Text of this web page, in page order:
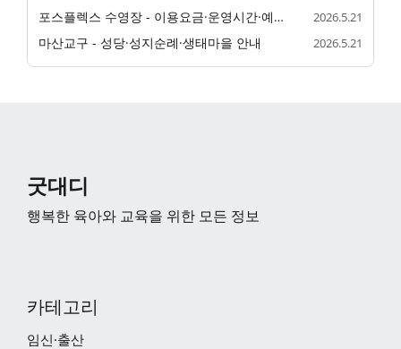
포스플렉스 수영장 - 이용요금·운영시간·예약 안내 2026.5.21
마산교구 - 성당·성지순례·생태마을 안내 2026.5.21
굿대디
행복한 육아와 교육을 위한 모든 정보
카테고리
임신·출산